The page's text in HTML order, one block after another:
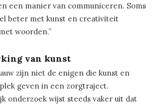
een manier van communiceren. Soms
beter met kunst en creativiteit
woorden.”
van kunst
zijn niet de enigen die kunst en
geven in een zorgtraject.
onderzoek wijst steeds vaker uit dat